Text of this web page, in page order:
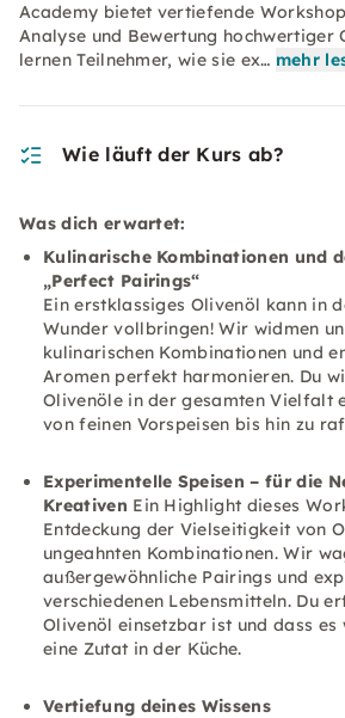
Academy bietet vertiefende
Analyse und Bewertung hochwertiger
lernen Teilnehmer, wie sie ex… mehr
Wie läuft der Kurs ab?
Was dich erwartet:
Kulinarische Kombinationen und
„Perfect Pairings“
Ein erstklassiges Olivenöl kann in
Wunder vollbringen! Wir widmen
kulinarischen Kombinationen und
Aromen perfekt harmonieren. Du
Olivenöle in der gesamten Vielfalt
von feinen Vorspeisen bis hin zu
Experimentelle Speisen – für die
Kreativen Ein Highlight dieses
Entdeckung der Vielseitigkeit von
ungeahnten Kombinationen. Wir
außergewöhnliche Pairings und
verschiedenen Lebensmitteln. Du
Olivenöl einsetzbar ist und dass
eine Zutat in der Küche.
Vertiefung deines Wissens